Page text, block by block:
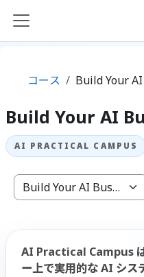
サイドパネル
コース Build Your
Build Your AI
コースカテゴリ
AI Practical Campus
ー上で実用的な AI シス